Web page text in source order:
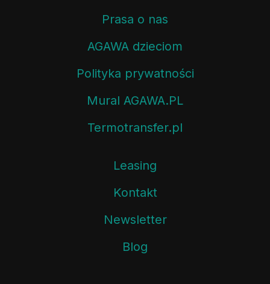
Prasa o nas
AGAWA dzieciom
Polityka prywatności
Mural AGAWA.PL
Termotransfer.pl
Leasing
Kontakt
Newsletter
Blog